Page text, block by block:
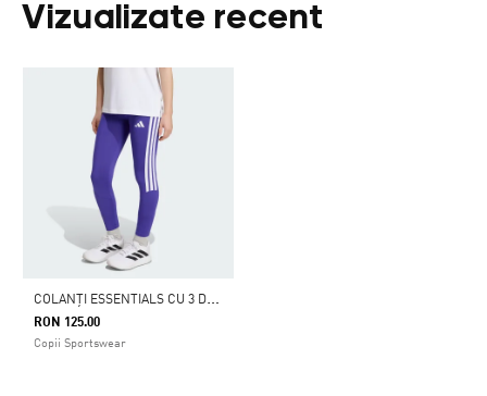
Vizualizate recent
C
OLANȚI ESSENTIALS CU 3 DUNGI PENTRU COPII
RON 125.00
Copii Sportswear